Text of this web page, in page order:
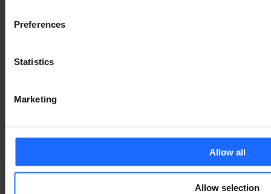
Preferences
Statistics
Marketing
Allow all
Allow selection
Lorem Ipsum is
simply dummy text
of the printing and
typesetting
industry